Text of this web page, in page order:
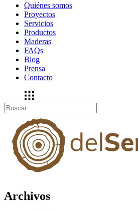
Quiénes somos
Proyectos
Servicios
Productos
Maderas
FAQs
Blog
Prensa
Contacto
Archivos